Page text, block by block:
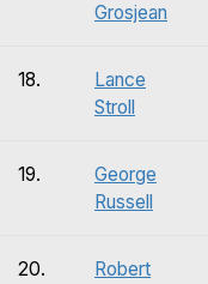
Grosjean
18.
Lance
Stroll
19.
George
Russell
20.
Robert